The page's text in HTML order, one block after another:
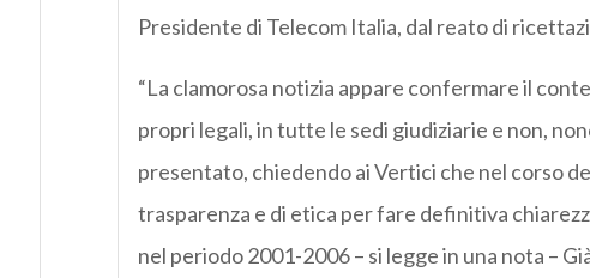
Presidente di Telecom Italia, dal reato di
“La clamorosa notizia appare confermare il
propri legali, in tutte le sedi giudiziarie e non,
presentato, chiedendo ai Vertici che nel corso
trasparenza e di etica per fare definitiva
nel periodo 2001-2006 – si legge in una nota –